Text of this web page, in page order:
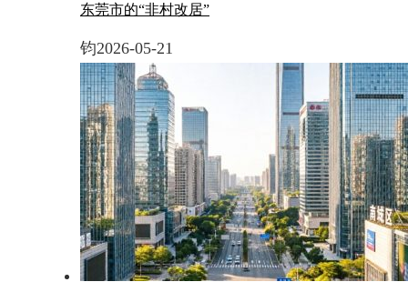
东莞市的“非村改居”
钧2026-05-21